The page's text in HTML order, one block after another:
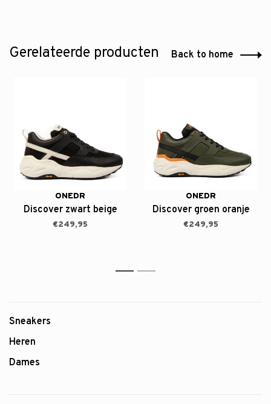
Gerelateerde producten Back to home
ONEDR
Discover zwart beige
€249,95
ONEDR
Discover groen oranje
€249,95
1 2
Sneakers
Heren
Dames